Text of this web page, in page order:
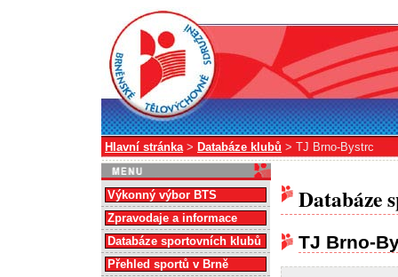
Hlavní stránka> Databáze klubů > TJ Brno-Bystrc
Databáze
TJ Brno-
Výkonný výbor BTS
Zpravodaje a informace
Databáze sportovních klubů
Přehled sportů v Brně